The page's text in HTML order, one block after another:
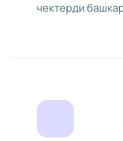
чектерди